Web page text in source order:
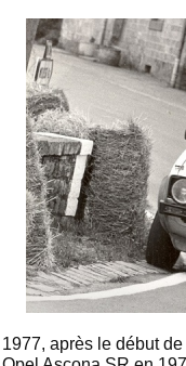
1977, après le début